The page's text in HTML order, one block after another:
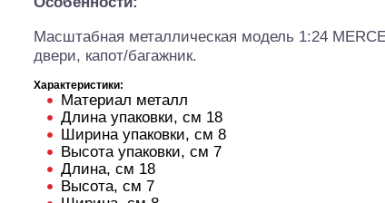
питания
Двигатели
Технические жидкости
Инструмент,измерительные
приборы,расходники
Оптовая продажа запчастей
для моделей
Масштабная металлическая модель 1:24
двери, капот/багажник.
Характеристики:
Материал металл
Длина упаковки, см 18
Ширина упаковки, см 8
Высота упаковки, см 7
Длина, см 18
Высота, см 7